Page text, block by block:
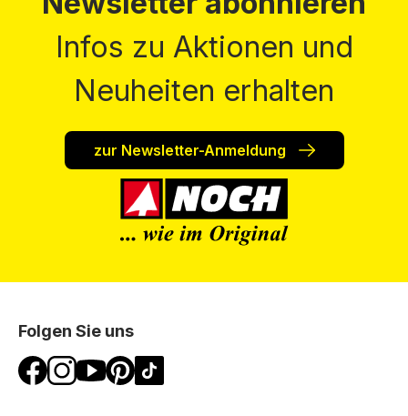
Infos zu Aktionen und
Neuheiten erhalten
zur Newsletter-Anmeldung
Folgen Sie uns